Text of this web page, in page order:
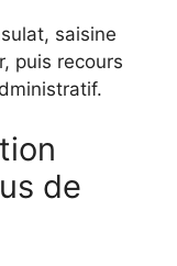
saisine
puis recours
de